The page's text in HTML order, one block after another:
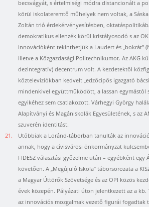
becsvágyát, s értelmiségi módra distancionált a
körül iskolateremtő műhelyek nem voltak, a
Zoltán trió érdekérvényesítésben,
demokratikus ellenzék körül kristályosodó s az
innovációként tekinthetjük a Laudert és „bokrát”
illetve a Közgazdasági Politechnikumot. Az AKG
dezintegratív) decentrum volt. A kezdetektől
köztelevíziókban kedvelt „edzőcipős igazgató
mindenkivel együttműködött, a lassan egymástól
egyikéhez sem csatlakozott. Várhegyi György
Alapítványi és Magániskolák Egyesületének, s az
szuverén identitást.
21.
Utóbbiak a Loránd-táborban tanulták az
annak, hogy a cívisvárosi önkormányzat
FIDESZ választási győzelme után – egyébként egy
követően. A „Megújuló Iskola” táborsorozata a
a Magyar Úttörők Szövetsége és az OPI közös
évek közepén. Pályázati úton jelentkezett az a kb.
az innovációs mozgalmak vezető figurái